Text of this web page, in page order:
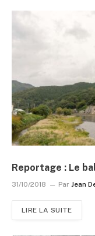
Reportage : Le
31/10/2018 Par Jean
LIRE LA SUITE